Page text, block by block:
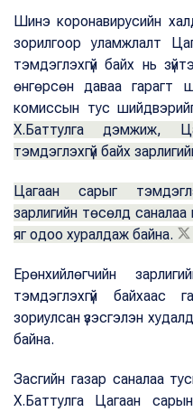
Шинэ коронавирусийн
зорилгоор уламжлалт
тэмдэглэхгүй байх нь
өнгөрсөн даваа гарагт
комиссын тус
Х.Баттулга дэмжиж,
тэмдэглэхгүй байх
Цагаан сарыг
зарлигийн төсөлд
яг одоо хуралдаж байна.
Ерөнхийлөгчийн
тэмдэглэхгүй
зориулсан үзэсгэлэн
байна.
Засгийн газар саналаа
Х.Баттулга Цагаан